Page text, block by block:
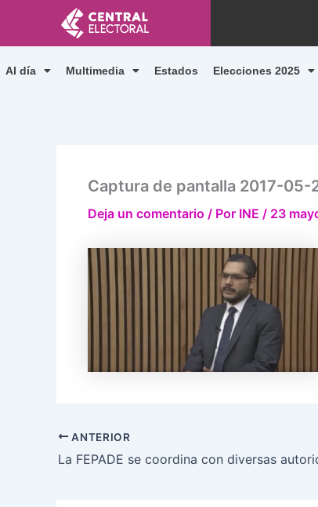
contenido
Al día Multimedia Estados Elecciones 2025
Captura de pantalla 2017-05-
Deja un comentario / Por INE / 23
ANTERIOR